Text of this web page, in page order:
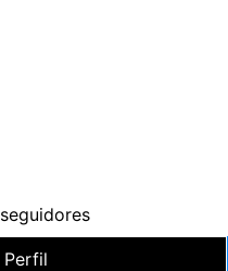
seguidores
Perfil